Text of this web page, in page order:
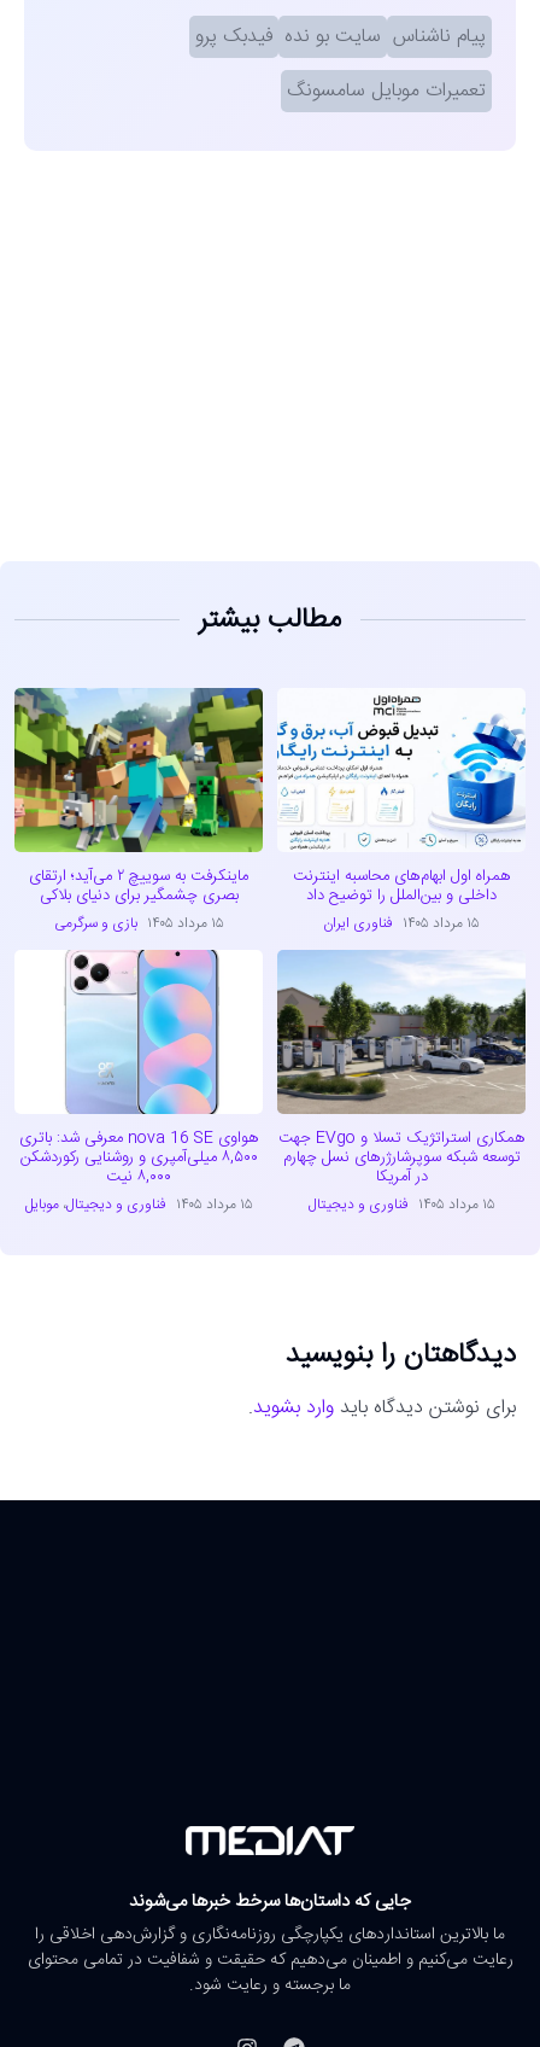
پیام ناشناس سایت بو نده فیدبک پرو
تعمیرات موبایل سامسونگ
مطالب بیشتر
همراه اول ابهام‌های محاسبه اینترنت
داخلی و بین‌الملل را توضیح داد
۱۵ مرداد ۱۴۰۵ فناوری ایران
ماینکرفت به سوییچ ۲ می‌آید؛ ارتقای
بصری چشمگیر برای دنیای بلاکی
۱۵ مرداد ۱۴۰۵ بازی و سرگرمی
همکاری استراتژیک تسلا و EVgo جهت
توسعه شبکه سوپرشارژرهای نسل چهارم
در آمریکا
۱۵ مرداد ۱۴۰۵ فناوری و دیجیتال
هواوی nova 16 SE معرفی شد: باتری
۸,۵۰۰ میلی‌آمپری و روشنایی رکوردشکن
۸,۰۰۰ نیت
۱۵ مرداد ۱۴۰۵ فناوری و دیجیتال،موبایل
دیدگاهتان را بنویسید
برای نوشتن دیدگاه باید وارد بشوید.
جایی که داستان‌ها سرخط خبرها می‌شوند
ما بالاترین استانداردهای یکپارچگی روزنامه‌نگاری و گزارش‌دهی اخلاقی را
رعایت می‌کنیم و اطمینان می‌دهیم که حقیقت و شفافیت در تمامی محتوای
ما برجسته و رعایت شود.